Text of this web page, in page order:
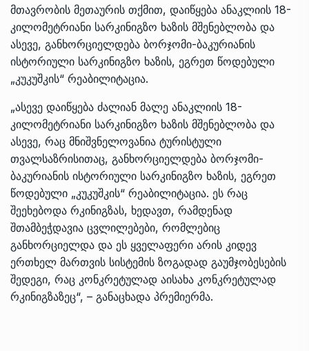
მთავრობის მეთაურის თქმით, დაიწყება ანაკლიის 18-
კილომეტრიანი სარკინიგზო ხაზის მშენებლობა და
ასევე, განხორციელდება ბორჯომი-ბაკურიანის
ისტორიული სარკინიგზო ხაზის, ეგრეთ წოდებული
„კუკუშკის“ რეაბილიტაცია.
„ასევე დაიწყება ძალიან მალე ანაკლიის 18-
კილომეტრიანი სარკინიგზო ხაზის მშენებლობა და
ასევე, რაც მნიშვნელოვანია ტურისტული
თვალსაზრისითაც, განხორციელდება ბორჯომი-
ბაკურიანის ისტორიული სარკინიგზო ხაზის, ეგრეთ
წოდებული „კუკუშკის“ რეაბილიტაცია. ეს რაც
შეეხებოდა რკინიგზას, ხედავთ, რამდენად
შთამბეჭდავია ცვლილებები, რომლებიც
განხორციელდა და ეს ყველაფერი არის კიდევ
ერთხელ მართვის სისტემის ზოგადად გაუმჯობესების
შედეგი, რაც კონკრეტულად აისახა კონკრეტულად
რკინიგზაზეც“, – განაცხადა პრემიერმა.